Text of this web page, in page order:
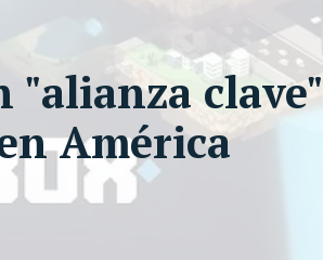
"alianza clave"
América